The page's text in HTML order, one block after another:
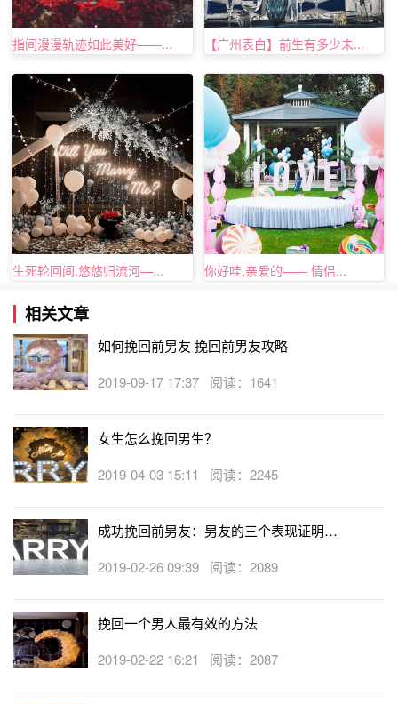
友，一切一切顺其自然，如果你上来就想挽回，谈感情，那
么对方心里本能的开始抵制你，防御你，你之前所做的一切
就前功尽弃了。
很多人却打着‘独身主义’的名号整天念叨着自己不想谈恋
爱，却总在背地里偷偷羡慕那些成双成对牵着手过马路的甜
蜜情侣，通过今天这个关于挽回男友的真实案例，希望可以
获幸福爱情，请摒弃自卑，认识并接受自己的长处与不足，
提升自己的个人魅力，自己给自己安全感!
指间漫漫轨迹如此美好——... 【广州表白】前生有多少未...
生死轮回间,悠悠归流河—... 你好哇,亲爱的—— 情侣...
相关文章
如何挽回前男友 挽回前男友攻略
2019-09-17 17:37 阅读：1641
女生怎么挽回男生？
2019-04-03 15:11 阅读：2245
成功挽回前男友：男友的三个表现证明他
2019-02-26 09:39 阅读：2089
挽回一个男人最有效的方法
2019-02-22 16:21 阅读：2087